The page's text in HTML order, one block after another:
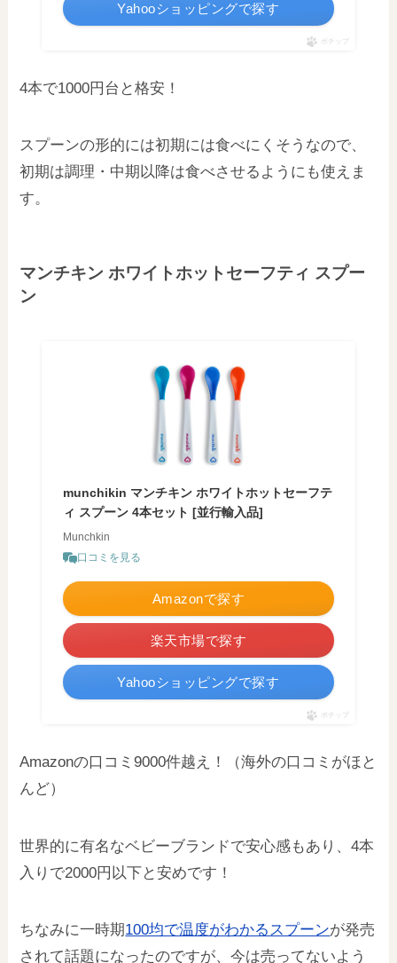
Yahooショッピングで探す
ポチップ
4本で1000円台と格安！
スプーンの形的には初期には食べにくそうなので、
初期は調理・中期以降は食べさせるようにも使えま
す。
マンチキン ホワイトホットセーフティ スプー
ン
munchikin マンチキン ホワイトホットセーフテ
ィ スプーン 4本セット [並行輸入品]
Munchkin
口コミを見る
Amazonで探す
楽天市場で探す
Yahooショッピングで探す
ポチップ
Amazonの口コミ9000件越え！（海外の口コミがほと
んど）
世界的に有名なベビーブランドで安心感もあり、4本
入りで2000円以下と安めです！
ちなみに一時期100均で温度がわかるスプーンが発売
されて話題になったのですが、今は売ってないよう